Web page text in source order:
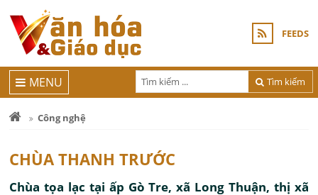
FEEDS
Tìm kiếm
MENU
Công nghệ
CHÙA THANH TRƯỚC
Chùa tọa lạc tại ấp Gò Tre, xã Long Thuận, thị xã